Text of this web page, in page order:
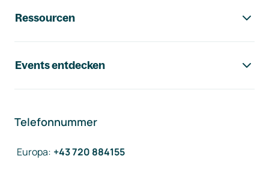
Ressourcen
Events entdecken
Telefonnummer
Europa: +43 720 884155